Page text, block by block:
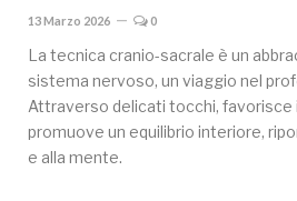
13 Marzo 2026 0
La tecnica cranio-sacrale è un
sistema nervoso, un viaggio nel
Attraverso delicati tocchi, favorisce
promuove un equilibrio interiore,
e alla mente.